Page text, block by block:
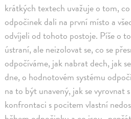
krátkých textech uvažuje o tom,
odpočinek dali na první místo a
odvíjeli od tohoto postoje. Píše o
ústraní, ale neizolovat se, co se
odpočíváme, jak nabrat dech, jak
dne, o hodnotovém systému
na to být unavený, jak se vyrovnat
konfrontaci s pocitem vlastní